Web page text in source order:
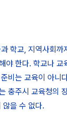
학교, 지역사회까
야 한다. 학교나 교
비는 교육이 아니
충주시 교육청의
않을 수 없다.